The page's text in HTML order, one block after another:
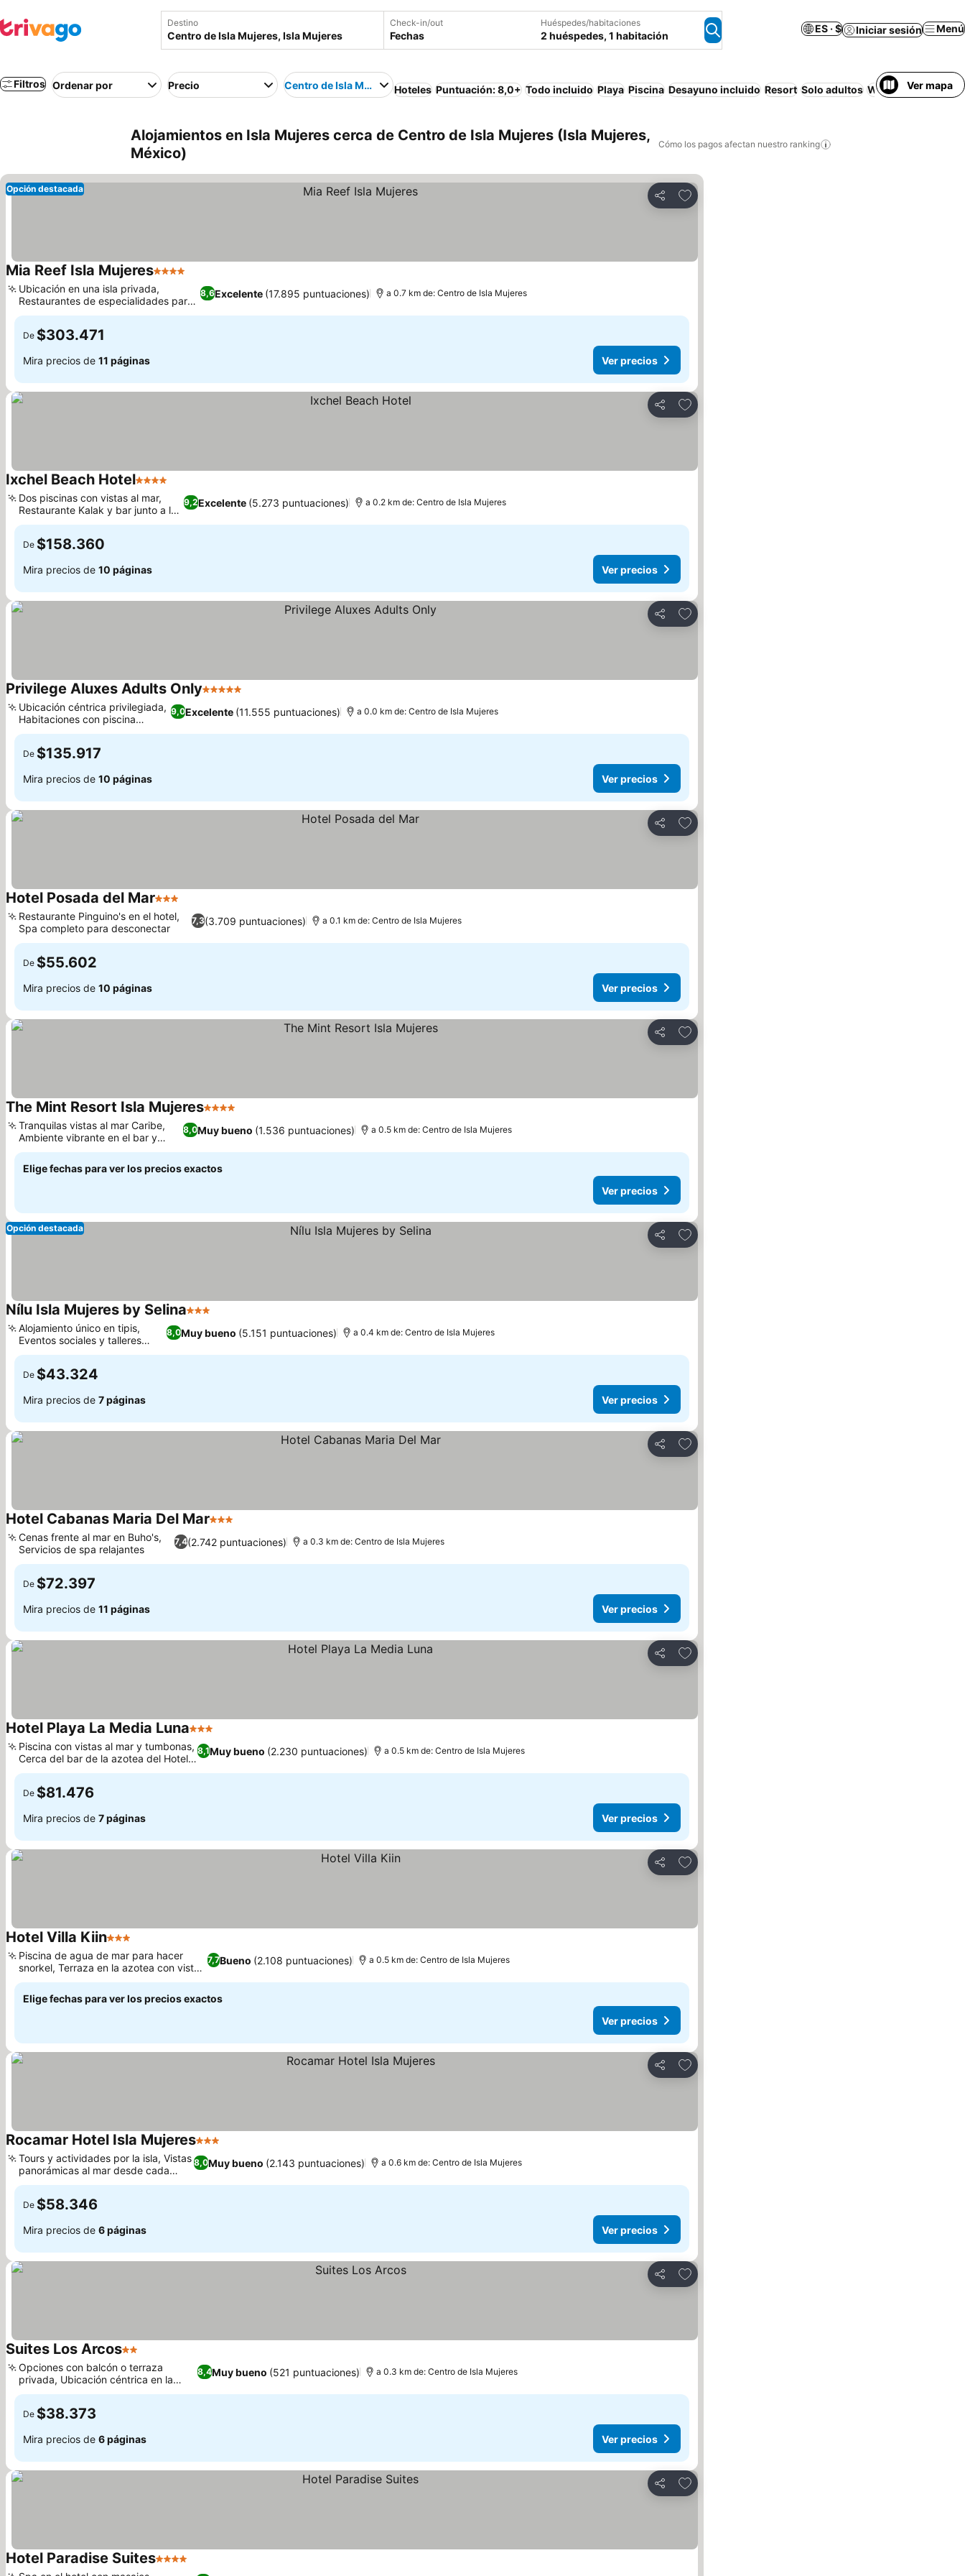
Destino Check-in/out
Fechas
Huéspedes/habitaciones
2 huéspedes, 1 habitación
ES · $ Iniciar sesión Menú
Filtros Ordenar por Precio Centro de Isla MujeresHoteles Puntuación: 8,0+ Todo incluido Playa Piscina Desayuno incluido Resort Solo adultos Wifi AireVer mapa
Alojamientos en Isla Mujeres cerca de Centro de Isla Mujeres (Isla Mujeres,
México)
Cómo los pagos afectan nuestro ranking
Compartir
Agregar a favoritos
Opción destacada
Mia Reef Isla Mujeres4 Estrellas
8,6Excelente (17.895 puntuaciones)
Ubicación en una isla privada,
Restaurantes de especialidades para
todos los gustos
a 0.7 km de: Centro de Isla Mujeres
De $303.471
Mira precios de 11 páginas Ver precios
Compartir
Agregar a favoritos
Ixchel Beach Hotel4 Estrellas
9,2Excelente (5.273 puntuaciones)
Dos piscinas con vistas al mar,
Restaurante Kalak y bar junto a la
piscina
a 0.2 km de: Centro de Isla Mujeres
De $158.360
Mira precios de 10 páginas Ver precios
Compartir
Agregar a favoritos
Privilege Aluxes Adults Only5 Estrellas
9,0Excelente (11.555 puntuaciones)
Ubicación céntrica privilegiada,
Habitaciones con piscina
privada
a 0.0 km de: Centro de Isla Mujeres
De $135.917
Mira precios de 10 páginas Ver precios
Compartir
Agregar a favoritos
Hotel Posada del Mar3 Estrellas
7,3(3.709 puntuaciones)
Restaurante Pinguino's en el hotel,
Spa completo para desconectar
a 0.1 km de: Centro de Isla Mujeres
De $55.602
Mira precios de 10 páginas Ver precios
Compartir
Agregar a favoritos
The Mint Resort Isla Mujeres4 Estrellas
8,0Muy bueno (1.536 puntuaciones)
Tranquilas vistas al mar Caribe,
Ambiente vibrante en el bar y
restaurante
a 0.5 km de: Centro de Isla Mujeres
Elige fechas para ver los precios exactos
Ver precios
Compartir
Agregar a favoritos
Opción destacada
Nílu Isla Mujeres by Selina3 Estrellas
8,0Muy bueno (5.151 puntuaciones)
Alojamiento único en tipis,
Eventos sociales y talleres
animados
a 0.4 km de: Centro de Isla Mujeres
De $43.324
Mira precios de 7 páginas Ver precios
Compartir
Agregar a favoritos
Hotel Cabanas Maria Del Mar3 Estrellas
7,4(2.742 puntuaciones)
Cenas frente al mar en Buho's,
Servicios de spa relajantes
a 0.3 km de: Centro de Isla Mujeres
De $72.397
Mira precios de 11 páginas Ver precios
Compartir
Agregar a favoritos
Hotel Playa La Media Luna3 Estrellas
8,1Muy bueno (2.230 puntuaciones)
Piscina con vistas al mar y tumbonas,
Cerca del bar de la azotea del Hotel
Secreto
a 0.5 km de: Centro de Isla Mujeres
De $81.476
Mira precios de 7 páginas Ver precios
Compartir
Agregar a favoritos
Hotel Villa Kiin3 Estrellas
7,7Bueno (2.108 puntuaciones)
Piscina de agua de mar para hacer
snorkel, Terraza en la azotea con vistas
a la isla
a 0.5 km de: Centro de Isla Mujeres
Elige fechas para ver los precios exactos
Ver precios
Compartir
Agregar a favoritos
Rocamar Hotel Isla Mujeres3 Estrellas
8,0Muy bueno (2.143 puntuaciones)
Tours y actividades por la isla, Vistas
panorámicas al mar desde cada
habitación
a 0.6 km de: Centro de Isla Mujeres
De $58.346
Mira precios de 6 páginas Ver precios
Compartir
Agregar a favoritos
Suites Los Arcos2 Estrellas
8,4Muy bueno (521 puntuaciones)
Opciones con balcón o terraza
privada, Ubicación céntrica en la
Avenida Hidalgo
a 0.3 km de: Centro de Isla Mujeres
De $38.373
Mira precios de 6 páginas Ver precios
Compartir
Agregar a favoritos
Hotel Paradise Suites4 Estrellas